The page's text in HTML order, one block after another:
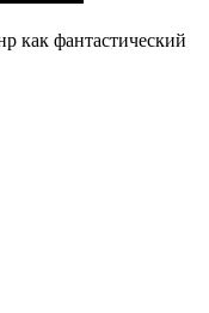
как фантастический